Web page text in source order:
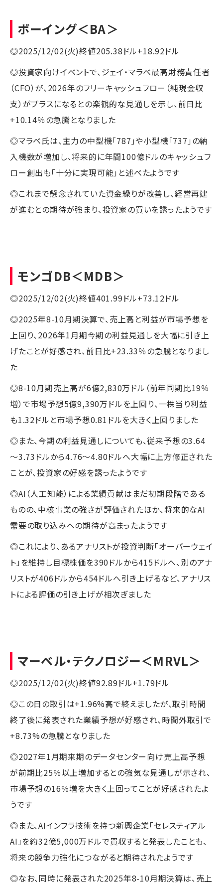
ボーイング＜BA＞
◎2025/12/02(火)終値205.38ドル+18.92ドル
◎投資家向けイベントで、ジェイ・マラベ最高財務責任者
（CFO）が、2026年のフリーキャッシュフロー（純現金収
支）がプラスになるとの楽観的な見通しを示し、前日比
+10.14％の急騰となりました
◎マラベ氏は、主力の中型機「787」や小型機「737」の納
入機数が増加し、将来的に年間100億ドルのキャッシュフ
ロー創出も「十分に実現可能」と述べたようです
◎これまで懸念されていた資金繰りが改善し、経営再建
が進むとの期待が強まり、投資家の買いを誘ったようです
モンゴDB＜MDB＞
◎2025/12/02(火)終値401.99ドル+73.12ドル
◎2025年8-10月期決算で、売上高と利益が市場予想を
上回り、2026年1月期今期の利益見通しを大幅に引き上
げたことが好感され、前日比+23.33％の急騰となりまし
た
◎8-10月期売上高が6億2,830万ドル（前年同期比19％
増）で市場予想5億9,390万ドルを上回り、一株当り利益
も1.32ドルと市場予想0.81ドルを大きく上回りました
◎また、今期の利益見通しについても、従来予想の3.64
～3.73ドルから4.76～4.80ドルへ大幅に上方修正された
ことが、投資家の好感を誘ったようです
◎AI（人工知能）による業績貢献はまだ初期段階である
ものの、中核事業の強さが評価されたほか、将来的なAI
需要の取り込みへの期待が高まったようです
◎これにより、あるアナリストが投資判断「オーバーウェイ
ト」を維持し目標株価を390ドルから415ドルへ、別のアナ
リストが406ドルから454ドルへ引き上げるなど、アナリス
トによる評価の引き上げが相次ぎました
マーベル・テクノロジー＜MRVL＞
◎2025/12/02(火)終値92.89ドル+1.79ドル
◎この日の取引は+1.96%高で終えましたが、取引時間
終了後に発表された業績予想が好感され、時間外取引で
+8.73%の急騰となりました
◎2027年1月期来期のデータセンター向け売上高予想
が前期比25％以上増加するとの強気な見通しが示され、
市場予想の16％増を大きく上回ってことが好感されたよ
うです
◎また、AIインフラ技術を持つ新興企業「セレスティアル
AI」を約32億5,000万ドルで買収すると発表したことも、
将来の競争力強化につながると期待されたようです
◎なお、同時に発表された2025年8-10月期決算は、売上